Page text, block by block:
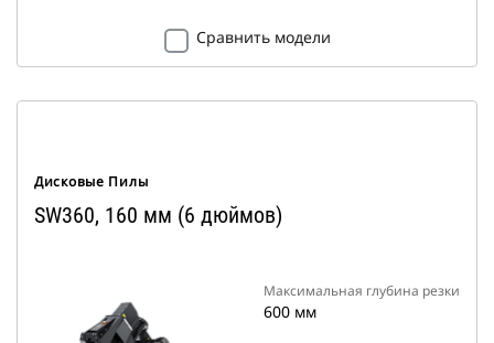
Сравнить модели
Дисковые Пилы
SW360, 160 мм (6 дюймов)
Максимальная глубина резки
600 мм